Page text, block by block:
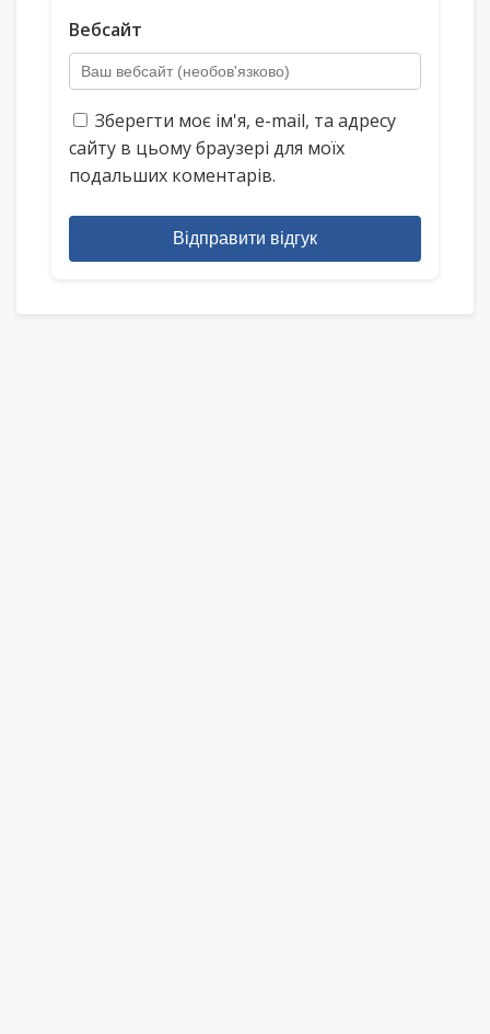
Вебсайт
Зберегти моє ім'я, e-mail, та адресу
сайту в цьому браузері для моїх
подальших коментарів.
Відправити відгук